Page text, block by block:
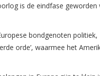
is de eindfase geworden
bondgenoten politiek,
orde’, waarmee het